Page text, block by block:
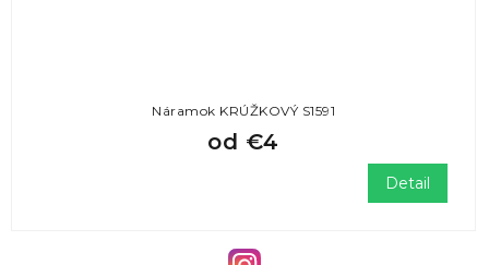
Náramok KRÚŽKOVÝ S1591
od €4
Detail